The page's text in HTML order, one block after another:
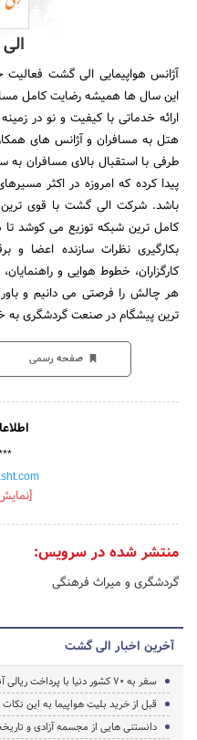
این سال ها همیشه رضایت کامل
ارائه خدماتی با کیفیت و نو در
هتل به مسافران و آژانس های
طرفی با استقبال بالای مسافران
پیدا کرده که امروزه در اکثر
باشد. شرکت الی گشت با قوی ترین
کامل ترین شبکه توزیع می کوشد تا
بکارگیری نظرات سازنده اعضا و
کارگزاران، خطوط هوایی و
هر چالش را فرصتی می دانیم و
ترین پیشگام در صنعت گردشگری
صفحه رسمی
منتشر شده در سرویس:
گردشگری و میراث فرهنگی
آخرین اخبار الی گشت
سفر به 70 کشور دنیا با پرداخت ریالی آنلاین
قبل از خرید بلیت هواپیما به این
دانستنی هایی از مجسمه آزادی و